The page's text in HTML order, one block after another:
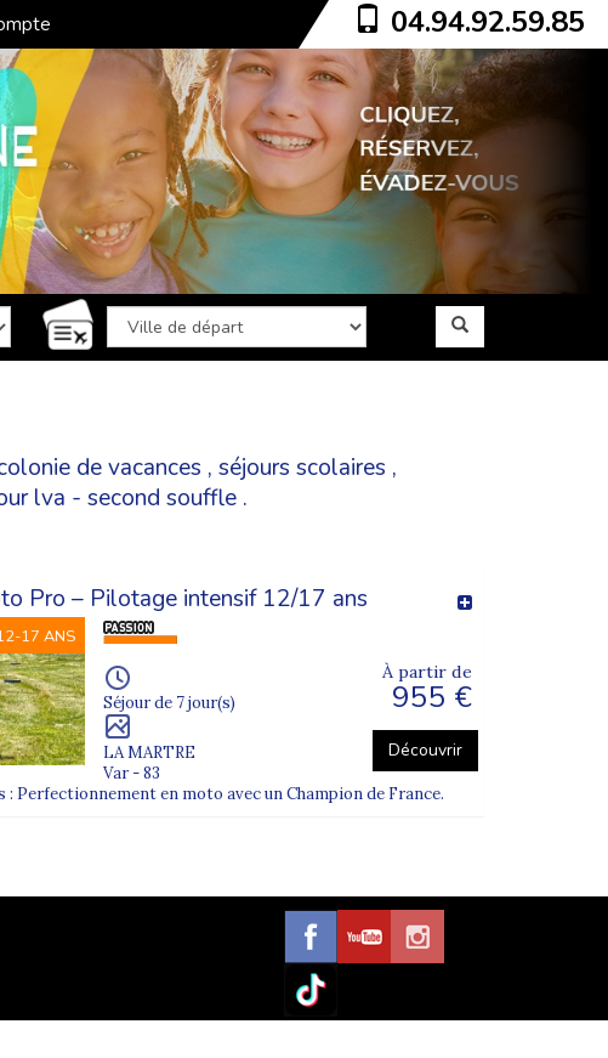
04.94.92.59.85
de vacances , séjours scolaires ,
lva - second souffle .
Pro – Pilotage intensif 12/17 ans
17 ANS
Séjour de 7 jour(s)
LA MARTRE
Var - 83
À partir de
955 €
Découvrir
: Perfectionnement en moto avec un Champion de France.